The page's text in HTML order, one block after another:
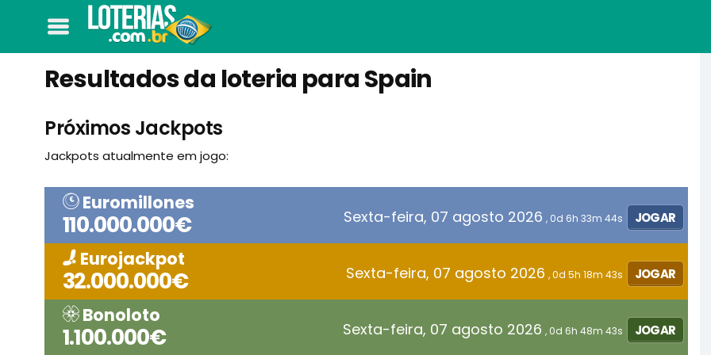
Resultados da loteria para Spain
Próximos Jackpots
Jackpots atualmente em jogo:
Euromillones
110.000.000€ Sexta-feira, 07 agosto 2026 , 0d 6h 33m 44s JOGAR
Eurojackpot
32.000.000€ Sexta-feira, 07 agosto 2026 , 0d 5h 18m 43s JOGAR
Bonoloto
1.100.000€ Sexta-feira, 07 agosto 2026 , 0d 6h 48m 43s JOGAR